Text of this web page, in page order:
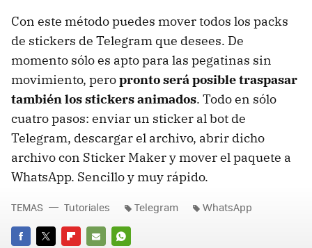
Con este método puedes mover todos los packs
de stickers de Telegram que desees. De
momento sólo es apto para las pegatinas sin
movimiento, peropronto será posible traspasar
también los stickers animados. Todo en sólo
cuatro pasos: enviar un sticker al bot de
Telegram, descargar el archivo, abrir dicho
archivo con Sticker Maker y mover el paquete a
WhatsApp. Sencillo y muy rápido.
TEMAS Tutoriales Telegram WhatsApp